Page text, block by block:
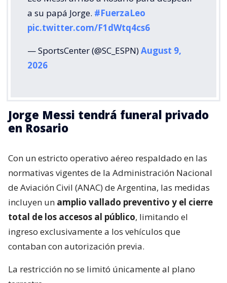
a su papá Jorge. #FuerzaLeo
pic.twitter.com/F1dWtq4cs6
— SportsCenter (@SC_ESPN)August 9,
2026
Jorge Messi tendrá funeral privado
en Rosario
Con un estricto operativo aéreo respaldado en las
normativas vigentes de la Administración Nacional
de Aviación Civil (ANAC) de Argentina, las medidas
incluyen un amplio vallado preventivo y el cierre
total de los accesos al público, limitando el
ingreso exclusivamente a los vehículos que
contaban con autorización previa.
La restricción no se limitó únicamente al plano